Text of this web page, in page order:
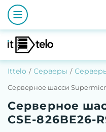
Ittelo Серверы
Серверное шасси
Серверное
CSE-826BE26-